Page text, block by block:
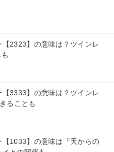
2323】の意味は？ツインレ
3333】の意味は？ツインレ
ることも
【1033】の意味は『天からの